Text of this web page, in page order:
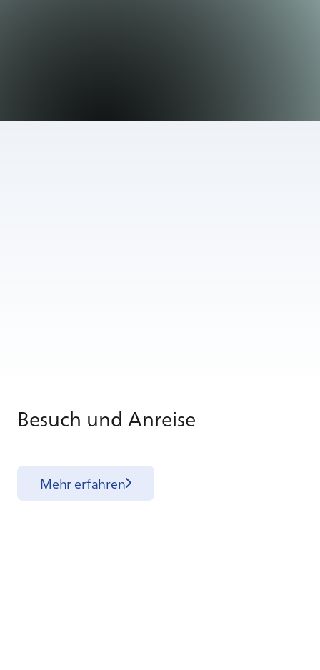
Be­such und An­rei­se
Mehr erfahren